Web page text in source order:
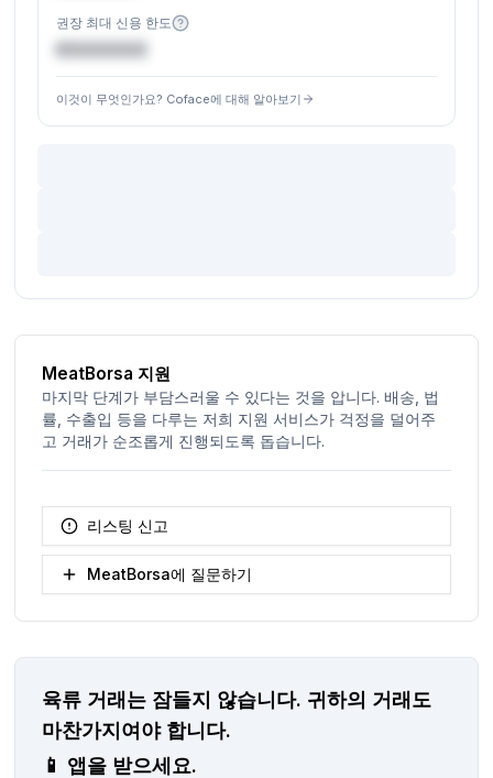
권장 최대 신용 한도
€XXXXXX
이것이 무엇인가요? Coface에 대해 알아보기
MeatBorsa 지원
마지막 단계가 부담스러울 수 있다는 것을 압니다. 배송, 법
률, 수출입 등을 다루는 저희 지원 서비스가 걱정을 덜어주
고 거래가 순조롭게 진행되도록 돕습니다.
리스팅 신고
MeatBorsa에 질문하기
육류 거래는 잠들지 않습니다. 귀하의 거래도
마찬가지여야 합니다.
📱 앱을 받으세요.